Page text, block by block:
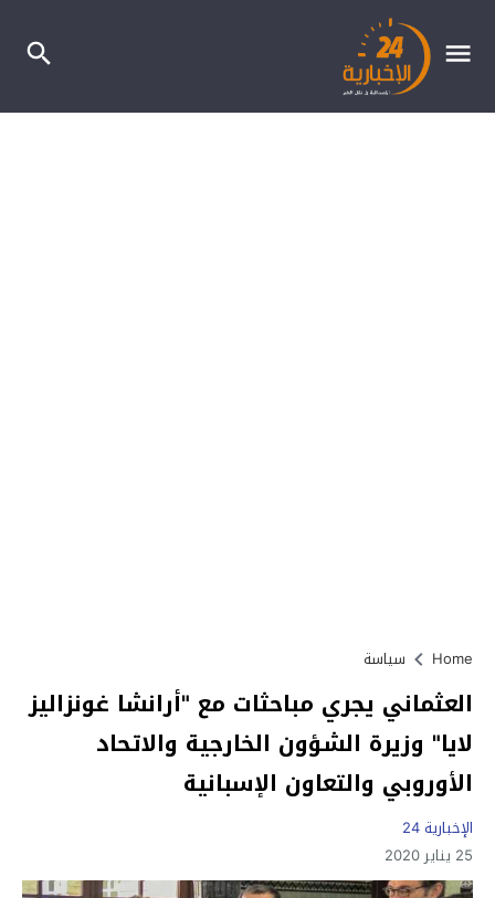
Home سياسة
العثماني يجري مباحثات مع "أرانشا غونزاليز
لايا" وزيرة الشؤون الخارجية والاتحاد
الأوروبي والتعاون الإسبانية
الإخبارية 24
25 يناير 2020